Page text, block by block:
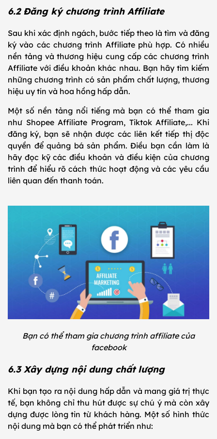
6.2 Đăng ký chương trình Affiliate
Sau khi xác định ngách, bước tiếp theo là tìm và đăng
ký vào các chương trình Affiliate phù hợp. Có nhiều
nền tảng và thương hiệu cung cấp các chương trình
Affiliate với điều khoản khác nhau. Bạn hãy tìm kiếm
những chương trình có sản phẩm chất lượng, thương
hiệu uy tín và hoa hồng hấp dẫn.
Một số nền tảng nổi tiếng mà bạn có thể tham gia
như Shopee Affiliate Program, Tiktok Affiliate,... Khi
đăng ký, bạn sẽ nhận được các liên kết tiếp thị độc
quyền để quảng bá sản phẩm. Điều bạn cần làm là
hãy đọc kỹ các điều khoản và điều kiện của chương
trình để hiểu rõ cách thức hoạt động và các yêu cầu
liên quan đến thanh toán.
Bạn có thể tham gia chương trình affiliate của
facebook
6.3 Xây dựng nội dung chất lượng
Khi bạn tạo ra nội dung hấp dẫn và mang giá trị thực
tế, bạn không chỉ thu hút được sự chú ý mà còn xây
dựng được lòng tin từ khách hàng. Một số hình thức
nội dung mà bạn có thể phát triển như: